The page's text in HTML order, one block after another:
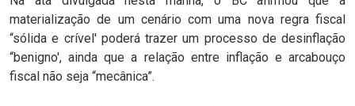
materialização de um cenário com uma nova regra fiscal
“sólida e crível' poderá trazer um processo de desinflação
“benigno', ainda que a relação entre inflação e arcabouço
fiscal não seja “mecânica”.